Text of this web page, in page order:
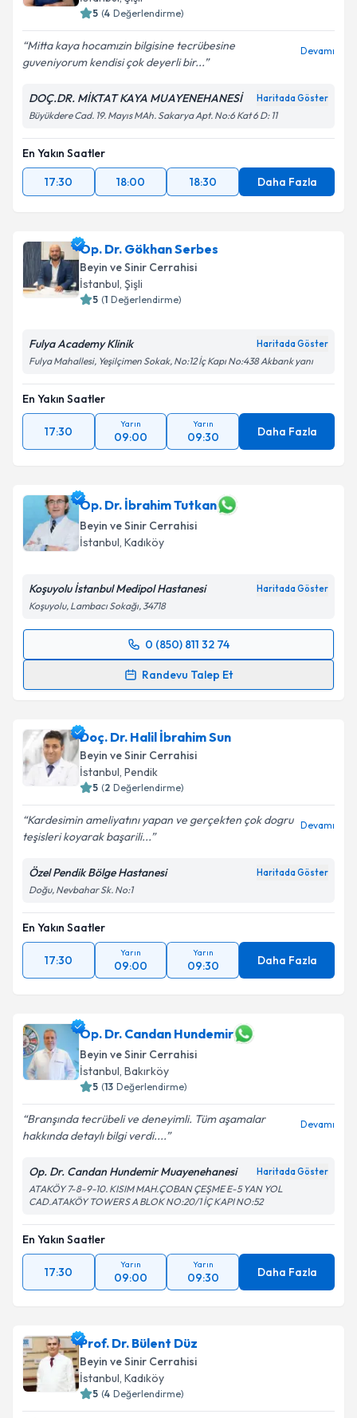
5 (4 Değerlendirme)
Mitta kaya hocamızin bilgisine tecrübesine
guveniyorum kendisi çok deyerli bir...
Devamı
DOÇ.DR. MİKTAT KAYA MUAYENEHANESİ Haritada Göster
Büyükdere Cad. 19. Mayıs MAh. Sakarya Apt. No:6 Kat 6 D: 11
En Yakın Saatler
17:30
18:00 18:30 Daha Fazla
Op. Dr. Gökhan Serbes
Beyin ve Sinir Cerrahisi
İstanbul, Şişli
5 (1 Değerlendirme)
Fulya Academy Klinik Haritada Göster
Fulya Mahallesi, Yeşilçimen Sokak, No:12 İç Kapı No:438 Akbank yanı
En Yakın Saatler
17:30
Yarın
09:00
Yarın
09:30 Daha Fazla
Op. Dr. İbrahim Tutkan
Beyin ve Sinir Cerrahisi
İstanbul, Kadıköy
Koşuyolu İstanbul Medipol Hastanesi Haritada Göster
Koşuyolu, Lambacı Sokağı, 34718
0 (850) 811 32 74
Randevu Talep Et
Randevu Takvimi Talebi
takvim hazırlandığında e-posta ile bilgilendireceğiz.
E-posta Adresiniz
Kişisel verilerimin işlenmesine ilişkin
kapsamda işlenmesini kabul ediyorum.
Doç. Dr. Halil İbrahim Sun
Beyin ve Sinir Cerrahisi
İstanbul, Pendik
5 (2 Değerlendirme)
Kardesimin ameliyatını yapan ve gerçekten çok dogru
teşisleri koyarak başarili...
Devamı
Özel Pendik Bölge Hastanesi Haritada Göster
Doğu, Nevbahar Sk. No:1
En Yakın Saatler
17:30
Yarın
09:00
Yarın
09:30 Daha Fazla
Op. Dr. Candan Hundemir
Beyin ve Sinir Cerrahisi
İstanbul, Bakırköy
5 (13 Değerlendirme)
Branşında tecrübeli ve deneyimli. Tüm aşamalar
hakkında detaylı bilgi verdi....
Devamı
Op. Dr. Candan Hundemir Muayenehanesi Haritada Göster
ATAKÖY 7-8-9-10. KISIM MAH.ÇOBAN ÇEŞME E-5 YAN YOL
CAD.ATAKÖY TOWERS A BLOK NO:20/1 İÇ KAPI NO:52
En Yakın Saatler
17:30
Yarın
09:00
Yarın
09:30 Daha Fazla
Prof. Dr. Bülent Düz
Beyin ve Sinir Cerrahisi
İstanbul, Kadıköy
5 (4 Değerlendirme)